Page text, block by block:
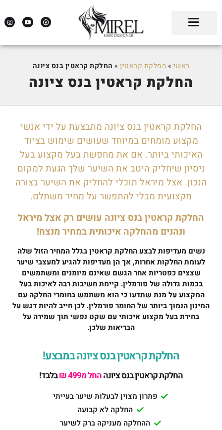
ראשי »החלקת קראטין » החלקת קראטין בנס ציונה
החלקת קראטין בנס ציונה
החלקת קראטין בנס ציונה מתבצעת על ידי אנשי
מקצוע מומחים במיוחד שעושים שימוש בציוד
האיכותי ביותר. אם את מחפשת בעל מקצוע בעל
ניסיון שיחליק היטב את השיער שלך הגעת למקום
הנכון. אצל מיראל תוכלי להחליק את השיער בצורה
מקצועית מבלי להתפשר על מחיר משתלם.
החלקת קראטין בנס ציונה עושים רק אצל מיראל
ונהנים מהחלקה איכותית במחיר מנצח!
נשים מעדיפות לבצע החלקת קראטין בגלל המחיר הזול שלה
לעומת החלקות אחרות, אך הן מעדיפות להגיע למעצבי שיער
שצצים כפטריות אחר הגשם שאינם מיומנים ומשתמשים
בכמות גדולה של פורמלין. קיימת חשיבות רבה לאיכות בעל
המקצוע על מנת שתדעו כי הוא משתמש בחומרי החלקה עם
המינון הנמוך ביותר של החומר פורמלין. לכן חייב להיות דגש על
בחירת בעל מקצוע איכותי עם שקט נפשי תוך שמירה על
הבריאות שלכן.
החלקת קראטין בנס ציונה במבצע!
החלקת קראטין בנס ציונההחל מ499 ₪ בלבד!
פתרון מצוין לבעלות שיער בעייתי
החלקה לא קבועה
ההחלקה מעניקה ברק לשיער